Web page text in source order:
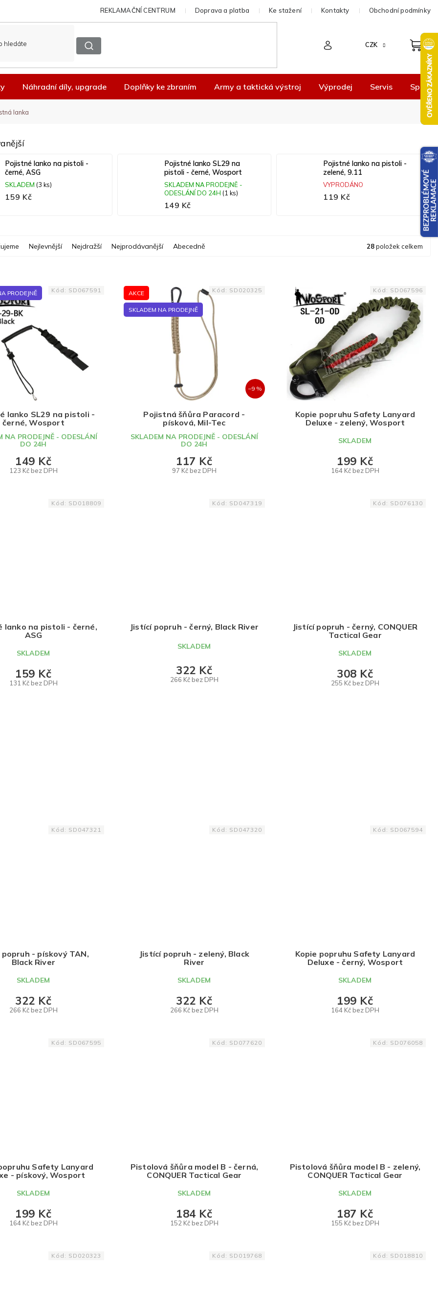
REKLAMAČNÍ CENTRUM Doprava a platba Ke stažení Kontakty Obchodní podmínky
CZK
Náhradní díly, upgrade Doplňky ke zbraním Army a taktická výstroj Výprodej Servis
lanka
Pojistné lanko na pistoli -
černé, ASG
SKLADEM (3 ks)
159 Kč
Pojistné lanko SL29 na
pistoli - černé, Wosport
SKLADEM NA PRODEJNĚ -
ODESLÁNÍ DO 24H (1 ks)
149 Kč
Pojistné lanko na pistoli -
zelené, 9.11
VYPRODÁNO
119 Kč
Nejlevnější Nejdražší Nejprodávanější Abecedně 28položek celkem
PRODEJNĚ
lanko SL29 na pistoli -
černé, Wosport
NA PRODEJNĚ - ODESLÁNÍ
DO 24H
123 Kč bez DPH
149 Kč
Kód: SD067591 AKCE
SKLADEM NA PRODEJNĚ
–9 %
Pojistná šňůra Paracord -
písková, Mil-Tec
SKLADEM NA PRODEJNĚ - ODESLÁNÍ
DO 24H
97 Kč bez DPH
117 Kč
Kód: SD020325
Kopie popruhu Safety Lanyard
Deluxe - zelený, Wosport
SKLADEM
164 Kč bez DPH
199 Kč
Kód: SD067596
lanko na pistoli - černé,
ASG
SKLADEM
131 Kč bez DPH
159 Kč
Kód: SD018809
Jistící popruh - černý, Black River
SKLADEM
266 Kč bez DPH
322 Kč
Kód: SD047319
Jistící popruh - černý, CONQUER
Tactical Gear
SKLADEM
255 Kč bez DPH
308 Kč
Kód: SD076130
popruh - pískový TAN,
Black River
SKLADEM
266 Kč bez DPH
322 Kč
Kód: SD047321
Jistící popruh - zelený, Black
River
SKLADEM
266 Kč bez DPH
322 Kč
Kód: SD047320
Kopie popruhu Safety Lanyard
Deluxe - černý, Wosport
SKLADEM
164 Kč bez DPH
199 Kč
Kód: SD067594
Safety Lanyard
- pískový, Wosport
SKLADEM
164 Kč bez DPH
199 Kč
Kód: SD067595
Pistolová šňůra model B - černá,
CONQUER Tactical Gear
SKLADEM
152 Kč bez DPH
184 Kč
Kód: SD077620
Pistolová šňůra model B - zelený,
CONQUER Tactical Gear
SKLADEM
155 Kč bez DPH
187 Kč
Kód: SD076058
Kód: SD020323 Kód: SD019768 Kód: SD018810